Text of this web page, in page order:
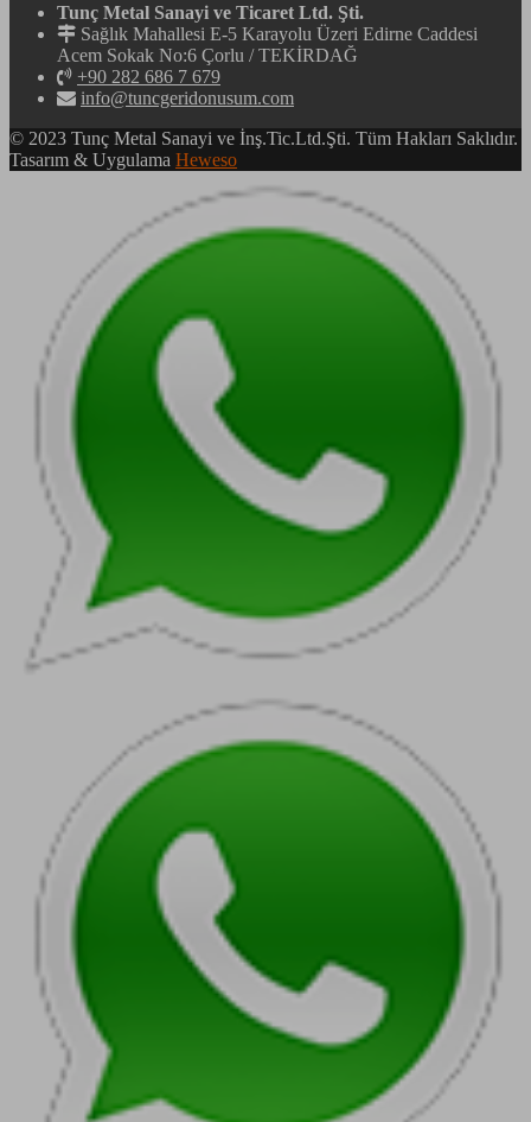
Tunç Metal Sanayi ve Ticaret Ltd. Şti.
Sağlık Mahallesi E-5 Karayolu Üzeri Edirne Caddesi
Acem Sokak No:6 Çorlu / TEKİRDAĞ
+90 282 686 7 679
info@tuncgeridonusum.com
© 2023 Tunç Metal Sanayi ve İnş.Tic.Ltd.Şti. Tüm Hakları Saklıdır.
Tasarım & Uygulama Heweso